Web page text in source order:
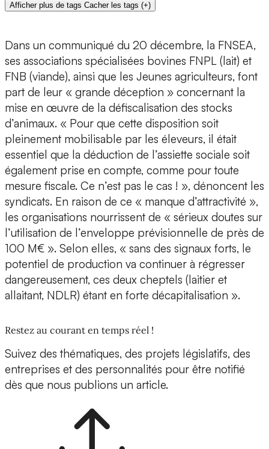
Afficher plus de tags Cacher les tags (+)
Dans un communiqué du 20 décembre, la FNSEA,
ses associations spécialisées bovines FNPL (lait) et
FNB (viande), ainsi que les Jeunes agriculteurs, font
part de leur « grande déception » concernant la
mise en œuvre de la défiscalisation des stocks
d’animaux. « Pour que cette disposition soit
pleinement mobilisable par les éleveurs, il était
essentiel que la déduction de l’assiette sociale soit
également prise en compte, comme pour toute
mesure fiscale. Ce n’est pas le cas ! », dénoncent les
syndicats. En raison de ce « manque d’attractivité »,
les organisations nourrissent de « sérieux doutes sur
l’utilisation de l’enveloppe prévisionnelle de près de
100 M€ ». Selon elles, « sans des signaux forts, le
potentiel de production va continuer à régresser
dangereusement, ces deux cheptels (laitier et
allaitant, NDLR) étant en forte décapitalisation ».
Restez au courant en temps réel !
Suivez des thématiques, des projets législatifs, des
entreprises et des personnalités pour être notifié
dès que nous publions un article.